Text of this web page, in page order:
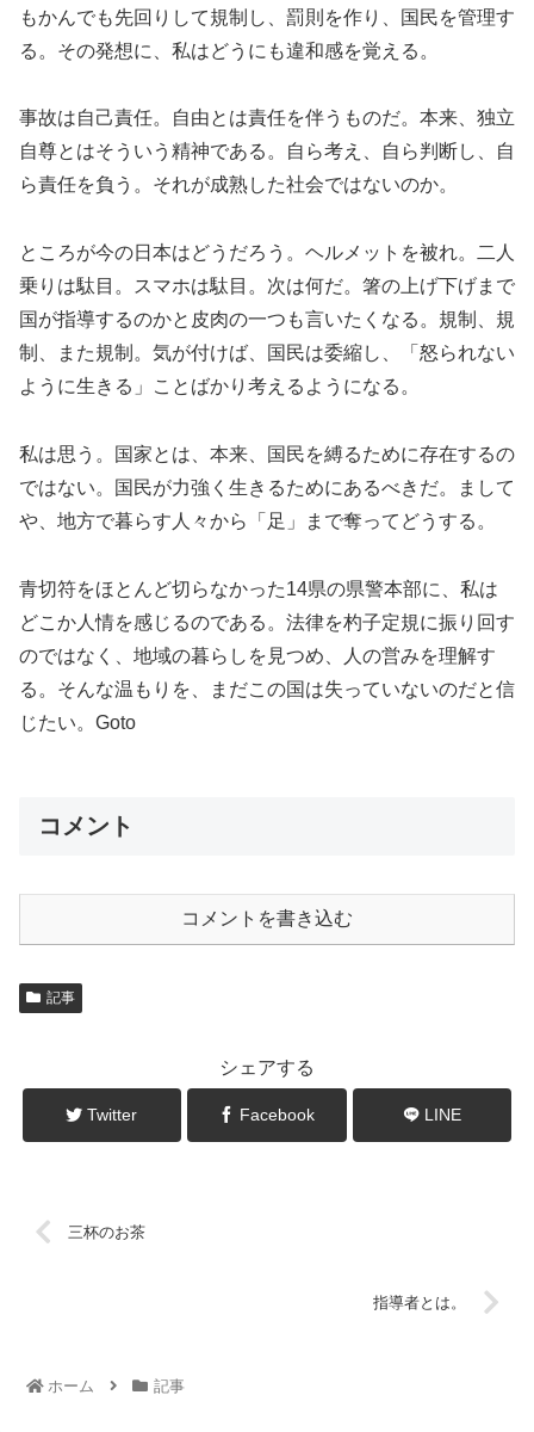
もかんでも先回りして規制し、罰則を作り、国民を管理す
る。その発想に、私はどうにも違和感を覚える。
事故は自己責任。自由とは責任を伴うものだ。本来、独立
自尊とはそういう精神である。自ら考え、自ら判断し、自
ら責任を負う。それが成熟した社会ではないのか。
ところが今の日本はどうだろう。ヘルメットを被れ。二人
乗りは駄目。スマホは駄目。次は何だ。箸の上げ下げまで
国が指導するのかと皮肉の一つも言いたくなる。規制、規
制、また規制。気が付けば、国民は委縮し、「怒られない
ように生きる」ことばかり考えるようになる。
私は思う。国家とは、本来、国民を縛るために存在するの
ではない。国民が力強く生きるためにあるべきだ。まして
や、地方で暮らす人々から「足」まで奪ってどうする。
青切符をほとんど切らなかった14県の県警本部に、私は
どこか人情を感じるのである。法律を杓子定規に振り回す
のではなく、地域の暮らしを見つめ、人の営みを理解す
る。そんな温もりを、まだこの国は失っていないのだと信
じたい。Goto
コメント
コメントを書き込む
記事
シェアする
Twitter Facebook LINE
三杯のお茶
指導者とは。
ホーム 記事